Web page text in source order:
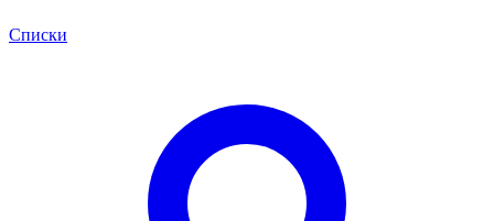
Списки